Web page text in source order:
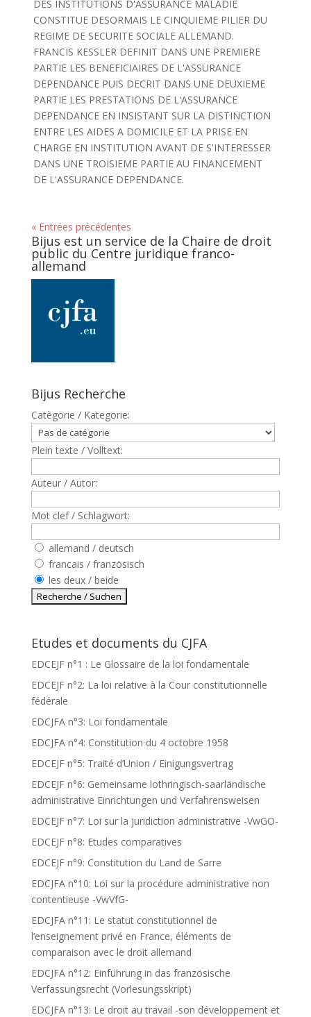
DES INSTITUTIONS D'ASSURANCE MALADIE
CONSTITUE DESORMAIS LE CINQUIEME PILIER DU
REGIME DE SECURITE SOCIALE ALLEMAND.
FRANCIS KESSLER DEFINIT DANS UNE PREMIERE
PARTIE LES BENEFICIAIRES DE L'ASSURANCE
DEPENDANCE PUIS DECRIT DANS UNE DEUXIEME
PARTIE LES PRESTATIONS DE L'ASSURANCE
DEPENDANCE EN INSISTANT SUR LA DISTINCTION
ENTRE LES AIDES A DOMICILE ET LA PRISE EN
CHARGE EN INSTITUTION AVANT DE S'INTERESSER
DANS UNE TROISIEME PARTIE AU FINANCEMENT
DE L'ASSURANCE DEPENDANCE.
« Entrées précédentes
Bijus est un service de la Chaire de droit
public du Centre juridique franco-
allemand
Bijus Recherche
Catègorie / Kategorie:
Plein texte / Volltext:
Auteur / Autor:
Mot clef / Schlagwort:
allemand / deutsch
francais / französisch
les deux / beide
Etudes et documents du CJFA
EDCEJF n°1 : Le Glossaire de la loi fondamentale
EDCEJF n°2: La loi relative à la Cour constitutionnelle
fédérale
EDCJFA n°3: Loi fondamentale
EDCJFA n°4: Constitution du 4 octobre 1958
EDCEJF n°5: Traité d’Union / Einigungsvertrag
EDCEJF n°6: Gemeinsame lothringisch-saarländische
administrative Einrichtungen und Verfahrensweisen
EDCEJF n°7: Loi sur la juridiction administrative -VwGO-
EDCEJF n°8: Etudes comparatives
EDCEJF n°9: Constitution du Land de Sarre
EDCJFA n°10: Loi sur la procédure administrative non
contentieuse -VwVfG-
EDCJFA n°11: Le statut constitutionnel de
l’enseignement privé en France, éléments de
comparaison avec le droit allemand
EDCJFA n°12: Einführung in das französische
Verfassungsrecht (Vorlesungsskript)
EDCJFA n°13: Le droit au travail -son développement et